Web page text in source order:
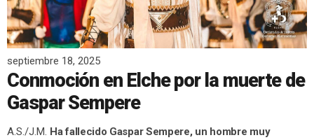
septiembre 18, 2025
Conmoción en Elche por la muerte de
Gaspar Sempere
A.S./J.M. Ha fallecido Gaspar Sempere, un hombre muy